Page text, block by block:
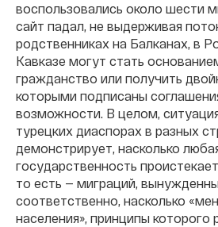
воспользовались около шести
сайт падал, не выдерживая
родственниках на Балканах, в
Кавказе могут стать
гражданство или получить
которыми подписаны
возможности. В целом,
турецких диаспорах в разных
демонстрирует, насколько
государственность
то есть — миграций,
соответственно, насколько
населения», принципы которого